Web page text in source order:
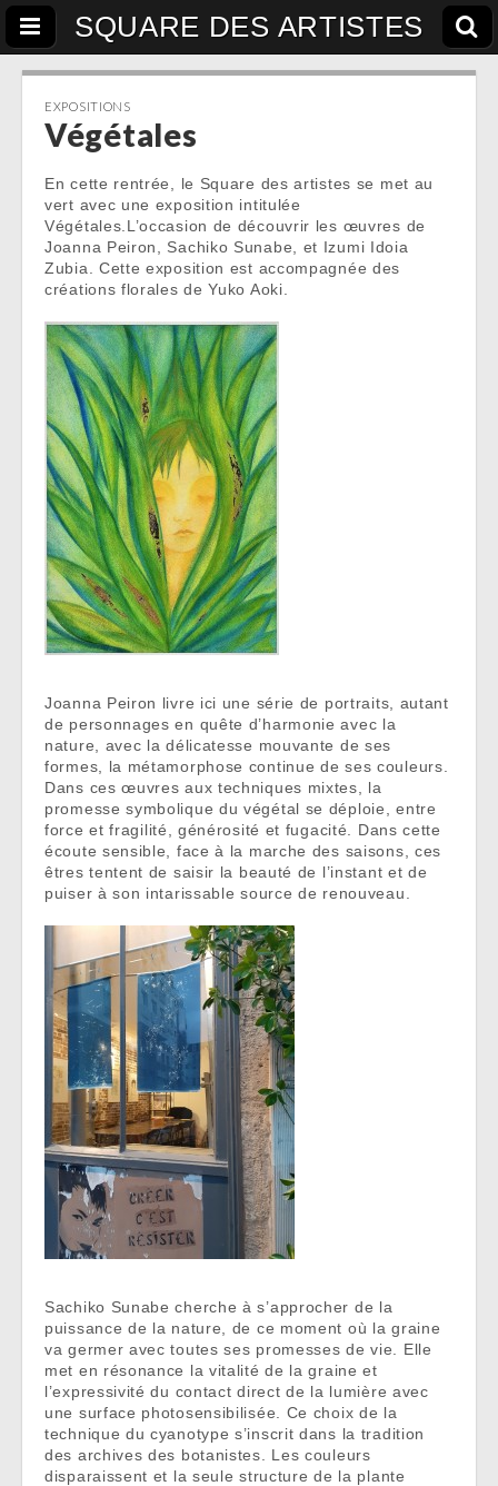
SQUARE DES ARTISTES
EXPOSITIONS
Végétales
En cette rentrée, le Square des artistes se met au
vert avec une exposition intitulée
Végétales.L’occasion de découvrir les œuvres de
Joanna Peiron, Sachiko Sunabe, et Izumi Idoia
Zubia. Cette exposition est accompagnée des
créations florales de Yuko Aoki.
Joanna Peiron livre ici une série de portraits, autant
de personnages en quête d’harmonie avec la
nature, avec la délicatesse mouvante de ses
formes, la métamorphose continue de ses couleurs.
Dans ces œuvres aux techniques mixtes, la
promesse symbolique du végétal se déploie, entre
force et fragilité, générosité et fugacité. Dans cette
écoute sensible, face à la marche des saisons, ces
êtres tentent de saisir la beauté de l’instant et de
puiser à son intarissable source de renouveau.
Sachiko Sunabe cherche à s’approcher de la
puissance de la nature, de ce moment où la graine
va germer avec toutes ses promesses de vie. Elle
met en résonance la vitalité de la graine et
l’expressivité du contact direct de la lumière avec
une surface photosensibilisée. Ce choix de la
technique du cyanotype s’inscrit dans la tradition
des archives des botanistes. Les couleurs
disparaissent et la seule structure de la plante